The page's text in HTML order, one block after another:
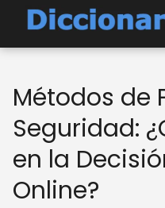
Métodos de
Seguridad:
en la
Online?